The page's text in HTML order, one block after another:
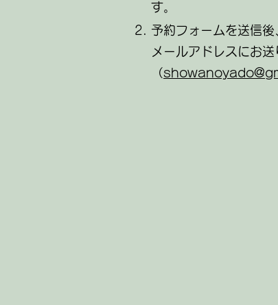
す。
予約フォームを送信
メールアドレスにお
（